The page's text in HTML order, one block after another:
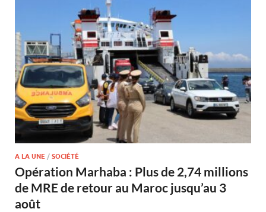
A LA UNE / SOCIÉTÉ
Opération Marhaba : Plus de 2,74 millions
de MRE de retour au Maroc jusqu’au 3
août